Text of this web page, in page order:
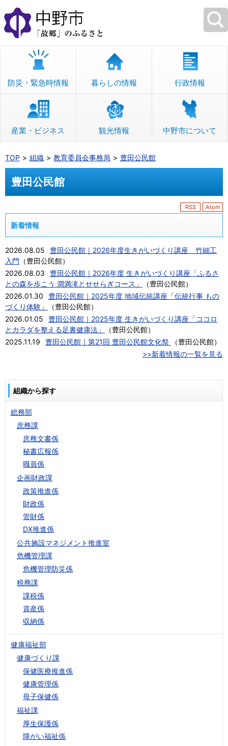
本
文
へ
移
防災・緊急時情報 暮らしの情報 行政情報
産業・ビジネス 観光情報 中野市について
TOP 組織 教育委員会事務局 豊田公民館
豊田公民館
RSS Atom
新着情報
2026.08.05
豊田公民館｜2026年度生きがいづくり講座 竹細工
入門 （豊田公民館）
2026.08.03
豊田公民館｜2026年度 生きがいづくり講座「ふるさ
との森を歩こう 澗満滝とせせらぎコース」
（豊田公民館）
2026.01.30
豊田公民館｜2025年度 地域伝統講座「伝統行事 もの
づくり体験」
（豊田公民館）
2026.01.05
豊田公民館｜2025年度 生きがいづくり講座「ココロ
とカラダを整える足裏健康法」
（豊田公民館）
2025.11.19
豊田公民館｜第21回 豊田公民館文化祭 （豊田公民館）
>>新着情報の一覧を見る
組織から探す
総務部
庶務課
庶務文書係
秘書広報係
職員係
企画財政課
政策推進係
財政係
管財係
DX推進係
公共施設マネジメント推進室
危機管理課
危機管理防災係
税務課
課税係
資産係
収納係
健康福祉部
健康づくり課
保健医療推進係
健康管理係
母子保健係
福祉課
厚生保護係
障がい福祉係